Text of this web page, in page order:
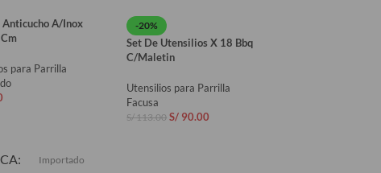
Anticucho A/Inox
para Parrilla
Importado
-20%
Set De Utensilios X 18 Bbq
C/Maletin
Utensilios para Parrilla
Facusa
S/113.00 S/ 90.00